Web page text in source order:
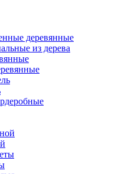
деревянные
из дерева